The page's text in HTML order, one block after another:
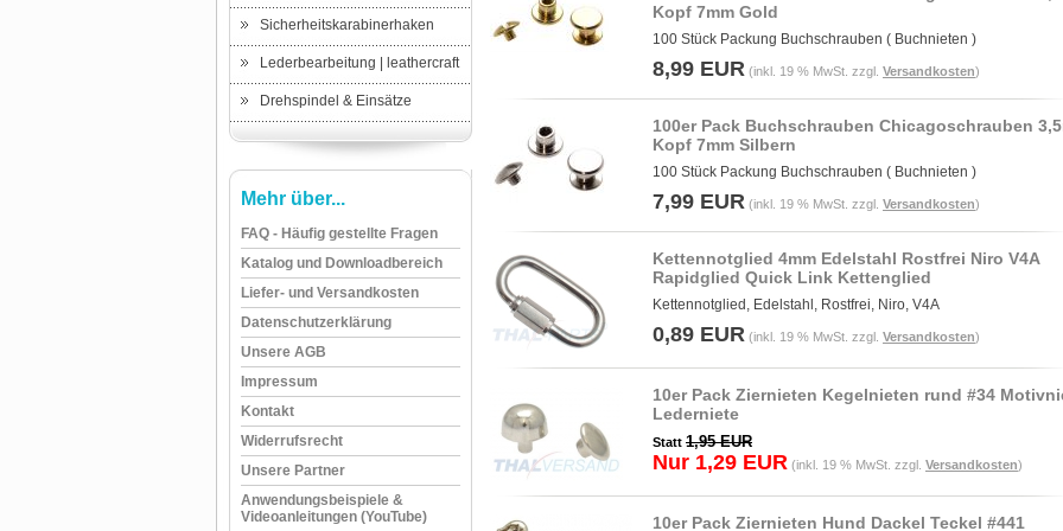
Sicherheitskarabinerhaken
Lederbearbeitung | leathercraft
Drehspindel & Einsätze
Mehr über...
FAQ - Häufig gestellte Fragen
Katalog und Downloadbereich
Liefer- und Versandkosten
Datenschutzerklärung
Unsere AGB
Impressum
Kontakt
Widerrufsrecht
Unsere Partner
Anwendungsbeispiele &
Videoanleitungen (YouTube)
Kopf 7mm Gold
100 Stück Packung Buchschrauben ( Buchnieten )
8,99 EUR (inkl. 19 % MwSt. zzgl. Versandkosten)
100er Pack Buchschrauben Chicagoschrauben
Kopf 7mm Silbern
100 Stück Packung Buchschrauben ( Buchnieten )
7,99 EUR (inkl. 19 % MwSt. zzgl. Versandkosten)
Kettennotglied 4mm Edelstahl Rostfrei Niro V4A
Rapidglied Quick Link Kettenglied
Kettennotglied, Edelstahl, Rostfrei, Niro, V4A
0,89 EUR (inkl. 19 % MwSt. zzgl. Versandkosten)
10er Pack Ziernieten Kegelnieten rund #34
Lederniete
Statt 1,95 EUR
Nur 1,29 EUR (inkl. 19 % MwSt. zzgl. Versandkosten)
10er Pack Ziernieten Hund Dackel Teckel #441